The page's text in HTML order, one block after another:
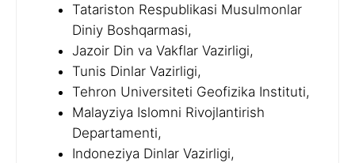
Tatariston Respublikasi Musulmonlar
Diniy Boshqarmasi,
Jazoir Din va Vakflar Vazirligi,
Tunis Dinlar Vazirligi,
Tehron Universiteti Geofizika Instituti,
Malayziya Islomni Rivojlantirish
Departamenti,
Indoneziya Dinlar Vazirligi,